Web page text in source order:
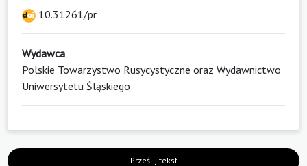
10.31261/pr
Wydawca
Polskie Towarzystwo Rusycystyczne oraz Wydawnictwo
Uniwersytetu Śląskiego
Prześlij tekst